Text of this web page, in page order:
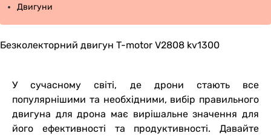
Двигуни
Безколекторний двигун T-motor V2808 kv1300
У сучасному світі, де дрони стають все
популярнішими та необхідними, вибір правильного
двигуна для дрона має вирішальне значення для
його ефективності та продуктивності. Давайте